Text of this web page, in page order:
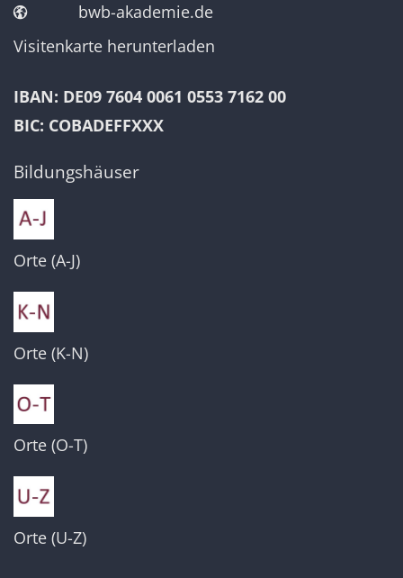
bwb-akademie.de
Visitenkarte herunterladen
IBAN: DE09 7604 0061 0553 7162 00
BIC: COBADEFFXXX
Bildungshäuser
Orte (A-J)
Orte (K-N)
Orte (O-T)
Orte (U-Z)